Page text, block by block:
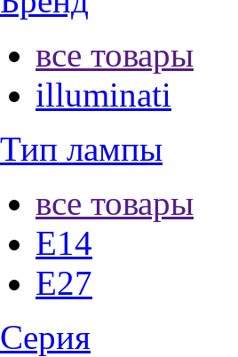
все товары
illuminati
Тип лампы
все товары
E14
E27
Серия